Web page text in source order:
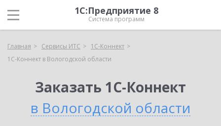
1С:Предприятие 8
Система программ
Главная Сервисы ИТС
1С-Коннект
1С-Коннект в Вологодской области
Заказать 1С-Коннект
в Вологодской области